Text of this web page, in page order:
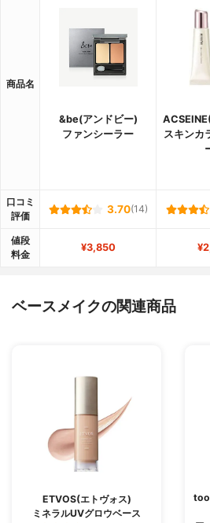
商品名
&be(アンドビー)
ファンシーラー
スキンカ
口コミ
評価
3.70(14)
値段
料金
¥3,850
ベースメイクの関連商品
ETVOS(エトヴォス)
ミネラルUVグロウベース